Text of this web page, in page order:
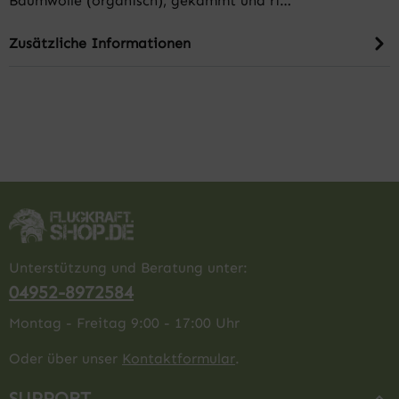
Zusätzliche Informationen
Unterstützung und Beratung unter:
04952-8972584
Montag - Freitag 9:00 - 17:00 Uhr
Oder über unser Kontaktformular.